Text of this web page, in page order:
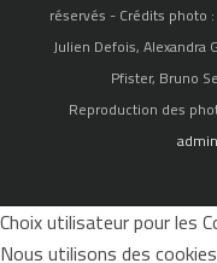
réservés - Crédits photo
Julien Defois, Alexandra
Pfister, Bruno
Reproduction des
Choix utilisateur pour les
Nous utilisons des